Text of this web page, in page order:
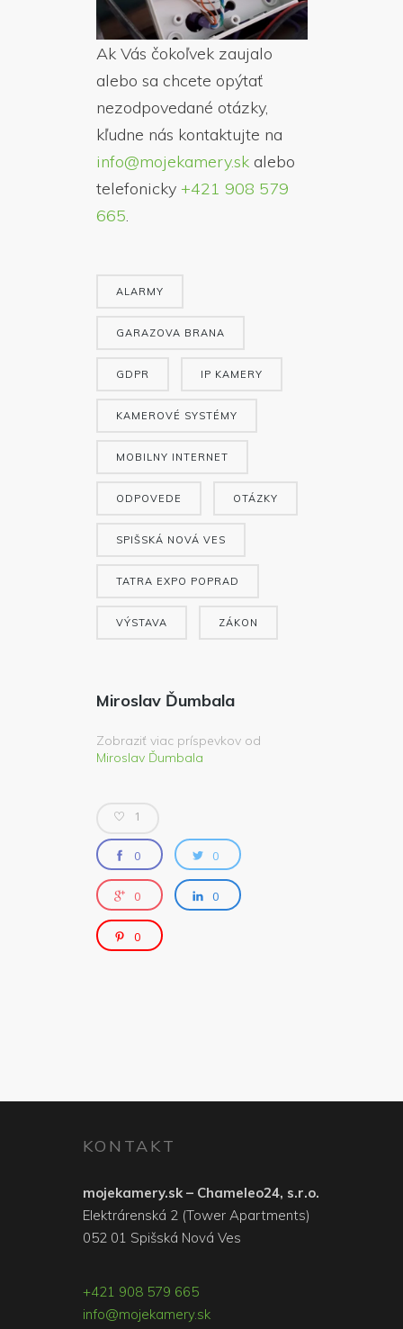
Ak Vás čokoľvek zaujalo
alebo sa chcete opýtať
nezodpovedané otázky,
kľudne nás kontaktujte na
info@mojekamery.skalebo
telefonicky +421 908 579
665.
ALARMY
GARAZOVA BRANA
GDPR IP KAMERY
KAMEROVÉ SYSTÉMY
MOBILNY INTERNET
ODPOVEDE OTÁZKY
SPIŠSKÁ NOVÁ VES
TATRA EXPO POPRAD
VÝSTAVA ZÁKON
Miroslav Ďumbala
Zobraziť viac príspevkov od
Miroslav Ďumbala
1
0 0
0 0
0
KONTAKT
mojekamery.sk – Chameleo24, s.r.o.
Elektrárenská 2 (Tower Apartments)
052 01 Spišská Nová Ves
+421 908 579 665
info@mojekamery.sk